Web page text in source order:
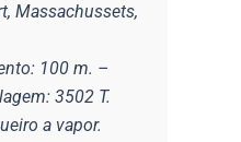
Massachussets,
100 m. –
3502 T.
a vapor.